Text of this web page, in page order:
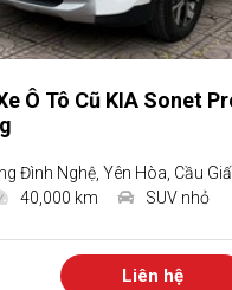
Ô Tô Cũ KIA Sonet
Đình Nghệ, Yên Hòa, Cầu
40,000 km SUV nhỏ
Liên hệ